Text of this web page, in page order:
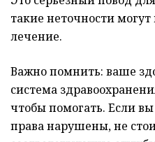
такие неточности
лечение.
Важно помнить: ваше
система
чтобы помогать. Если
права нарушены, не